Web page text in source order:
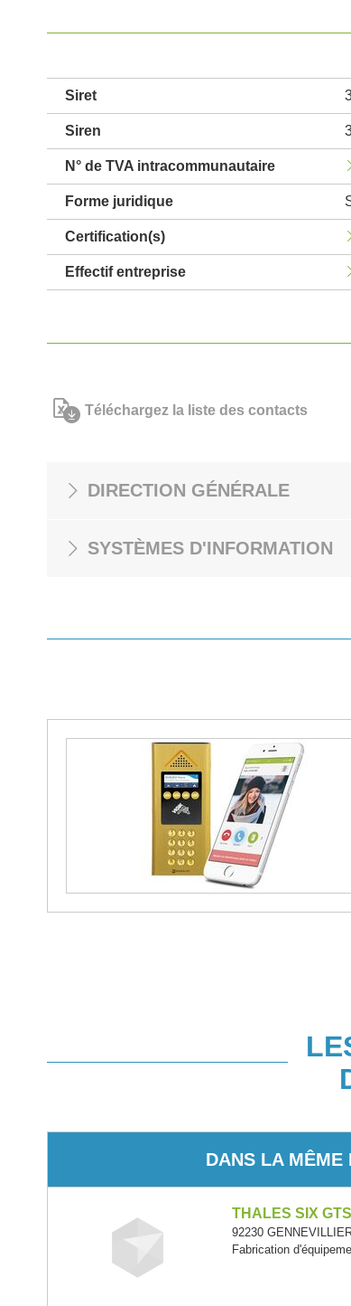
Siret
Siren
N° de TVA intracommunautaire
Forme juridique
Certification(s)
Effectif entreprise
Téléchargez la liste des contacts
DIRECTION GÉNÉRALE
SYSTÈMES D'INFORMATION
DANS LA MÊME
THALES SIX
92230
Fabrication